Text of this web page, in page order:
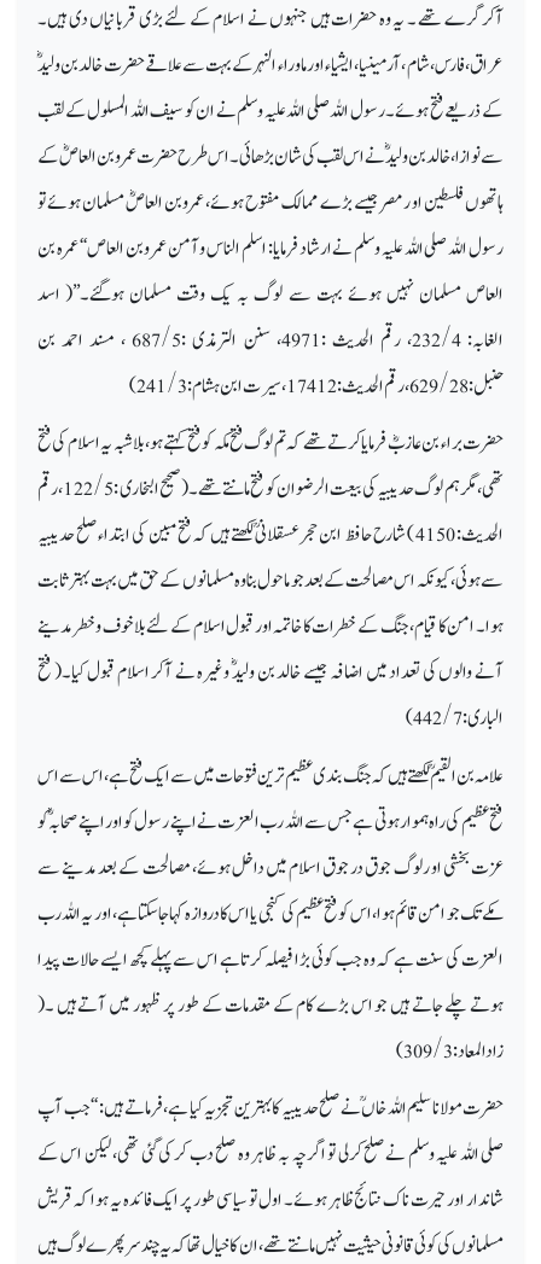
آکر گرے تھے ۔ یہ وہ حضرات ہیں جنہوں نے اسلام کے لئے بڑی قربانیاں دی ہیں۔
عراق، فارس، شام ، آرمینیا، ایشیاء او رماورا ء النہر کے بہت سے علاقے حضرت خالد بن ولیدؓ
کے ذریعے فتح ہوئے۔ رسول اللہ صلی اللہ علیہ وسلم نے ان کو سیف اللہ المسلول کے لقب
سے نوازا ، خالد بن ولیدؓ نے اس لقب کی شان بڑھائی۔ اس طرح حضرت عمر وبن العاصؓ کے
ہاتھوں فلسطین او رمصر جیسے بڑے ممالک مفتوح ہوئے، عمروبن العاصؓ مسلمان ہوئے تو
رسول اللہ صلی اللہ علیہ وسلم نے ارشاد فرمایا: اسلم الناس و آمن عمر وبن العاص ‘‘ عمرہ بن
العاص مسلمان نہیں ہوئے بہت سے لوگ بہ یک وقت مسلمان ہوگئے۔’’( اسد
الغابہ: 232/4، رقم الحدیث :4971، سنن الترمذی :687/5 ، مسند احمد بن
حنبل:629/28، رقم الحدیث : 17412 ، سیرت ابن ہشام: 241/3)
حضرت براء بن عازبؓ فرمایا کرتے تھے کہ تم لوگ فتح مکہ کو فتح کہتے ہو، بلاشبہ یہ اسلام کی فتح
تھی، مگر ہم لوگ حدیبیہ کی بیعت الرضوان کو فتح مانتے تھے۔( صحیح البخاری : 122/5، رقم
الحدیث: 4150 ) شارح حافظ ابن حجر عسقلانیؒ لکھتے ہیں کہ فتح مبین کی ابتداء صلح حدیبیہ
سے ہوئی، کیونکہ اس مصالحت کے بعدجو ماحول بنا وہ مسلمانوں کے حق میں بہت بہتر ثابت
ہوا۔ امن کا قیام، جنگ کے خطرات کا خاتمہ اور قبول اسلام کے لئے بلاخوف و خطر مدینے
آنے والوں کی تعداد میں اضافہ جیسے خالد بن ولیدؓ وغیرہ نے آکر اسلام قبول کیا۔( فتح
الباری: 442/7)
علامہ بن القیمؒ لکھتے ہیں کہ جنگ بندی عظیم ترین فتوحات میں سے ایک فتح ہے، اس سے اس
فتح عظیم کی راہ ہموار ہوتی ہے جس سے اللہ رب العزت نے اپنے رسول کو اور اپنے صحابہؓ کو
عزت بخشی او رلوگ جوق در جوق اسلام میں داخل ہوئے، مصالحت کے بعد مدینے سے
مکے تک جو امن قائم ہوا، اس کو فتح عظیم کی کنجی یا اس کا دروازہ کہا جاسکتا ہے، اور یہ اللہ رب
العزت کی سنت ہے کہ وہ جب کوئی بڑا فیصلہ کرتاہے اس سے پہلے کچھ ایسے حالات پیدا
ہوتے چلے جاتے ہیں جو اس بڑے کام کے مقدمات کے طور پر ظہور میں آتے ہیں ۔(
زادالمعاد :309/3)
حضرت مولانا سلیم اللہ خاںؒ نے صلح حدیبیہ کا بہترین تجزیہ کیا ہے، فرماتے ہیں : ‘‘ جب آپ
صلی اللہ علیہ وسلم نے صلح کرلی تو اگرچہ بہ ظاہر وہ صلح دب کر کی گئی تھی، لیکن اس کے
شاندار اور حیرت ناک نتائج ظاہر ہوئے۔ اول تو سیاسی طور پر ایک فائدہ یہ ہوا کہ قریش
مسلمانوں کی کوئی قانونی حیثیت نہیں مانتے تھے ، ان کا خیال تھاکہ یہ چند سر پھرے لوگ ہیں